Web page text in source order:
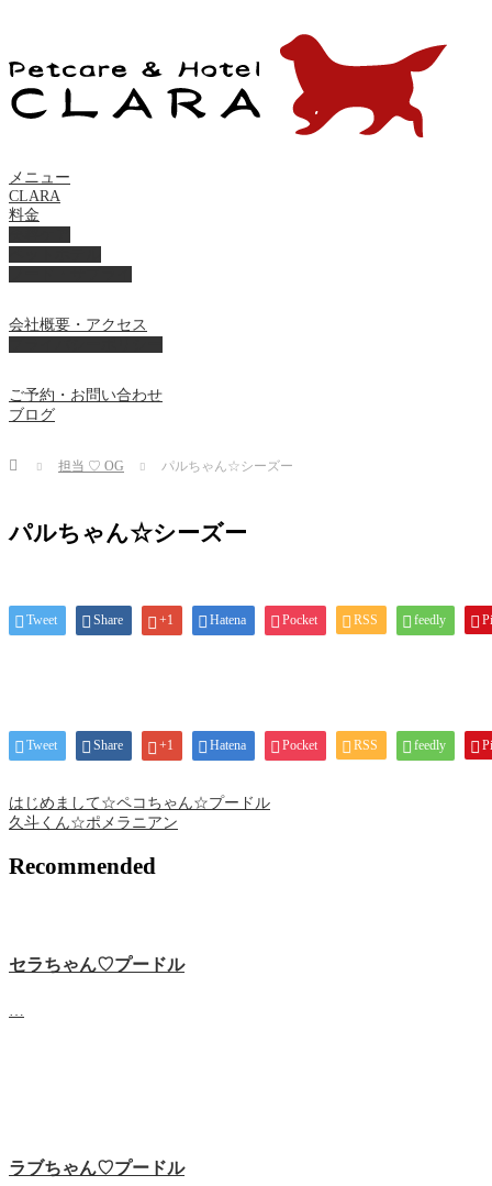
メニュー
CLARA
料金
会社概要・アクセス
ご予約・お問い合わせ
ブログ
Home 担当 ♡ OG パルちゃん☆シーズー
パルちゃん☆シーズー
Tweet Share +1 Hatena Pocket RSS feedly
Tweet Share +1 Hatena Pocket RSS feedly
はじめまして☆ペコちゃん☆プードル
久斗くん☆ポメラニアン
Recommended
セラちゃん♡プードル
ラブちゃん♡プードル